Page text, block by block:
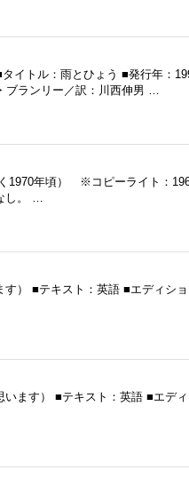
イトル：雨とひょう ■発行年：
ブランリー／訳：川西伸男 …
1970年頃） ※コピーライト：
し。 …
） ■テキスト：英語 ■エディショ
ます） ■テキスト：英語 ■エデ